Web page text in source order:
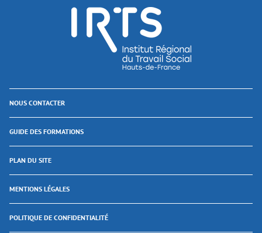
NOUS CONTACTER
GUIDE DES FORMATIONS
PLAN DU SITE
MENTIONS LÉGALES
POLITIQUE DE CONFIDENTIALITÉ